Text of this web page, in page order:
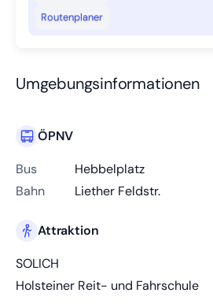
Routenplaner
Umgebungsinformationen
ÖPNV
Bus
Hebbelplatz
Bahn
Liether Feldstr.
Attraktion
SOLICH
Holsteiner Reit- und Fahrschule